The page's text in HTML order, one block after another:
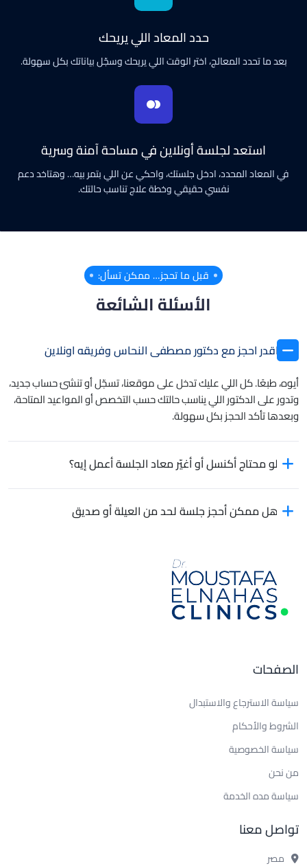
حدد المعاد اللي يريحك
بعد ما تحدد المعالج، اختر الوقت اللي يريحك وسجّل بياناتك بكل سهولة.
استعد لجلسة أونلاين في مساحة آمنة وسرية
في المعاد المحدد، ادخل جلستك، واحكي عن اللي بتمر بيه… وهتاخد دعم
نفسي حقيقي وخطة علاج تناسب حالتك.
قبل ما تحجز… ممكن تسأل:
الأسئلة الشائعة
اقدر احجز مع دكتور مصطفى النحاس وفريقه اونلاين
أيوه، طبعًا. كل اللي عليك تدخل على موقعنا، تسجّل أو تنشئ حساب جديد،
وتدور على الدكتور اللي يناسب حالتك حسب التخصص أو المواعيد المتاحة،
وبعدها تأكد الحجز بكل سهولة.
لو محتاج أكنسل أو أغيّر معاد الجلسة أعمل إيه؟
هل ممكن أحجز جلسة لحد من العيلة أو صديق
الصفحات
سياسة الاسترجاع والاستبدال
الشروط والأحكام
سياسة الخصوصية
من نحن
سياسة مده الخدمة
تواصل معنا
مصر